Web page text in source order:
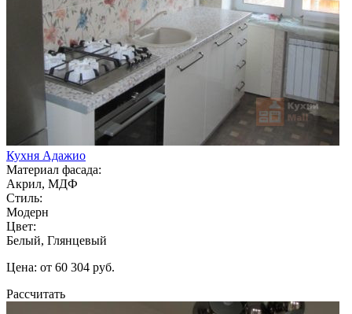
Кухня Адажио
Материал фасада:
Акрил, МДФ
Стиль:
Модерн
Цвет:
Белый, Глянцевый
Цена: от 60 304 руб.
Рассчитать